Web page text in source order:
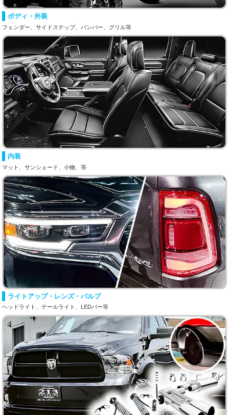
ボディ・外装
フェンダー、サイドステップ、バンパー、グリル等
内装
マット、サンシェード、小物、等
ライトアップ・レンズ・バルブ
ヘッドライト、テールライト、LEDバー等